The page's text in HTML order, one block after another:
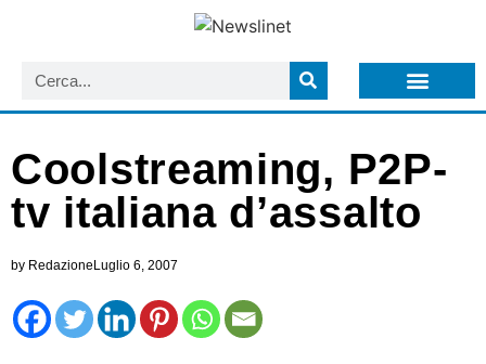
Coolstreaming, P2P-
tv italiana d’assalto
by RedazioneLuglio 6, 2007